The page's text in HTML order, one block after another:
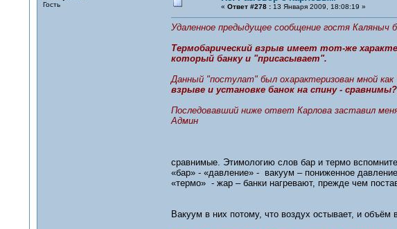
Гость « Ответ #278 :13 Января 2009, 18:08:19 »
Удаленное предыдущее сообщение гостя Каляныч
Термобарический взрыв имеет тот-же
который банку и "присасывает".
Данный "постулат" был охарактеризован мной
взрыве и установке банок на спину - сравнимы?
Последовавший ниже ответ Карлова заставил
Админ
сравнимые. Этимологию слов бар и термо
«бар» - «давление» - вакуум – пониженное
«термо» - жар – банки нагревают, прежде чем
Вакуум в них потому, что воздух остывает, и